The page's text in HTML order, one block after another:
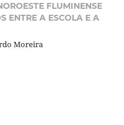
FLUMINENSE
ENTRE A ESCOLA E A
Moreira